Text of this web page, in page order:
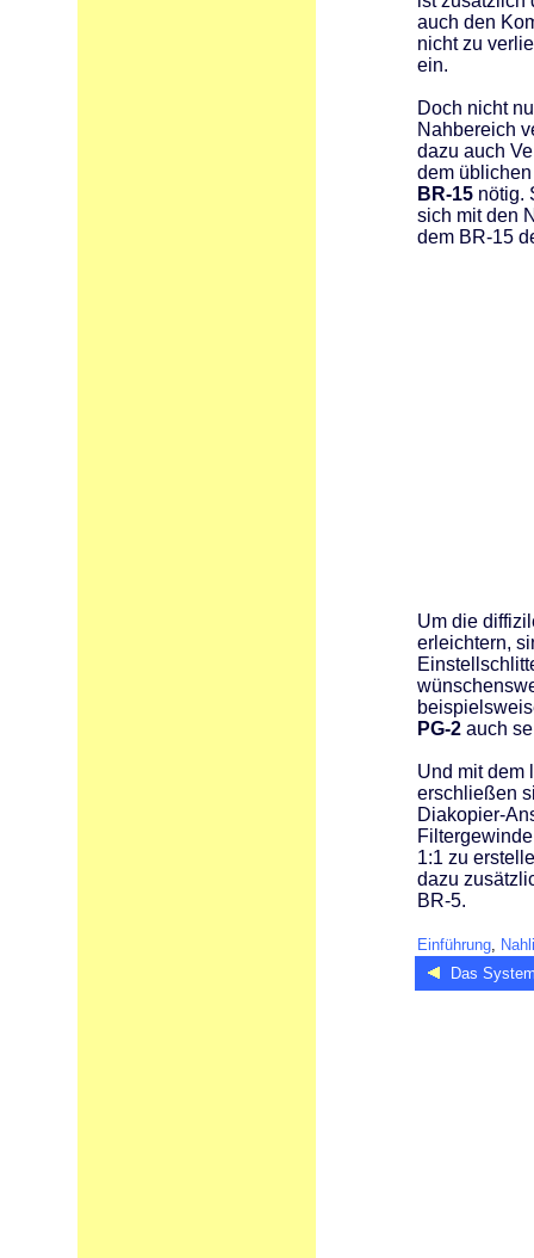
auch den
nicht zu
ein.
Doch nicht
Nahbereich
dazu auch
dem
BR-15 nötig.
sich mit den
dem BR-15
Um die
erleichtern,
PG-2 auch
Und mit dem
erschließen
Diakopier-
1:1 zu
dazu
BR-5.
Einführung,
Das